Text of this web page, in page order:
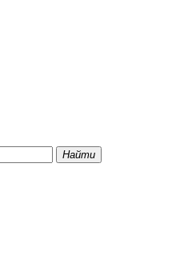
Найти